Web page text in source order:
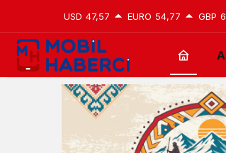
USD 47,57 EURO 54,77 GBP